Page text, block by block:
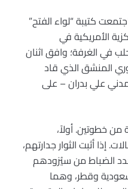
كتيبة “لواء الفتح”
الأمريكية في
الغرفة؛ وافق اثنان
المنشق الذي قاد
علي بدران – على
من خطوتين. أولاً،
إذا أثبت الثوار جدارتهم،
الضباط من سيُزودهم
وقطر، وهما